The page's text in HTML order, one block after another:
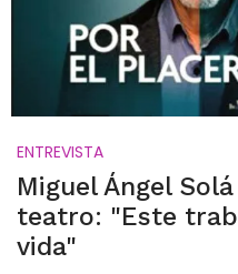
ENTREVISTA
Miguel Ángel
teatro: "Este
vida"